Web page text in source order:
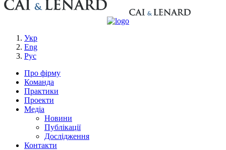
Укр
Eng
Рус
Про фірму
Команда
Практики
Проекти
Медіа
Новини
Публікації
Дослідження
Контакти